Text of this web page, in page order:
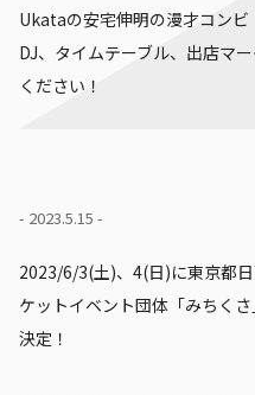
Ukataの安宅伸明の漫才コンビ
DJ、タイムテーブル、出店マ
ください！
- 2023.5.15 -
2023/6/3(土)、4(日)に東京都
ケットイベント団体「みちく
決定！